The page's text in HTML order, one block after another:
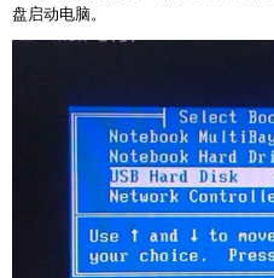
盘启动电脑。